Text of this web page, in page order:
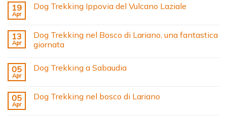
19
Apr
Dog Trekking Ippovia del Vulcano Laziale
13
Apr
Dog Trekking nel Bosco di Lariano, una fantastica
giornata
05
Apr
Dog Trekking a Sabaudia
05
Apr
Dog Trekking nel bosco di Lariano